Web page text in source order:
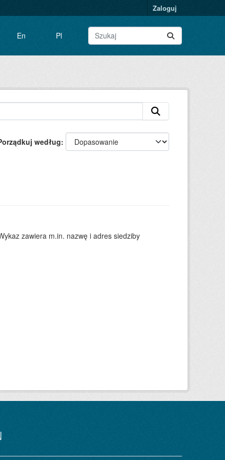
Zaloguj
En Pl
według
zawiera m.in. nazwę i adres siedziby